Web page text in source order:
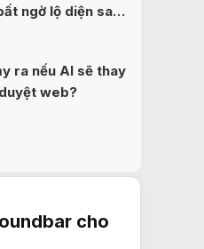
ngờ lộ diện sau
ra nếu AI sẽ thay
web?
cho